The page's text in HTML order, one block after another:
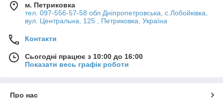
м. Петриковка
тел. 097-556-57-58 обл Дніпропетровська, с.Лобойківка,
вул. Центральна, 125 , Петриковка, Україна
Контакти
Сьогодні працює з 10:00 до 16:00
Показати весь графік роботи
Про нас